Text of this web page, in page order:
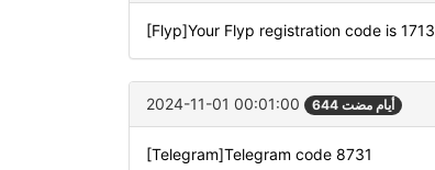
[Flyp]Your Flyp registration code is 1713
2024-11-01 00:01:00 644 أيام مضت
[Telegram]Telegram code 8731